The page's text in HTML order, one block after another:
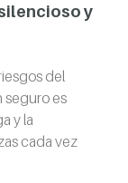
y
del
seguro es
y la
cada vez